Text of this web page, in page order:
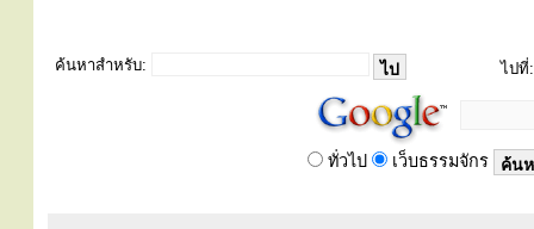
ค้นหาสำหรับ: ไปที่:
ทั่วไป เว็บธรรมจักร